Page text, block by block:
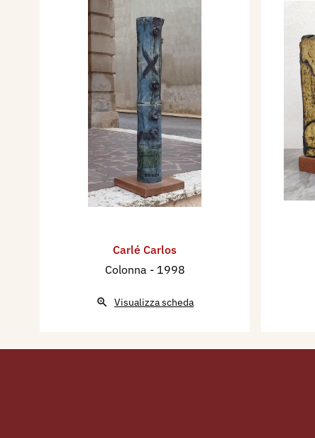
Carlé Carlos
Colonna - 1998
Visualizza scheda